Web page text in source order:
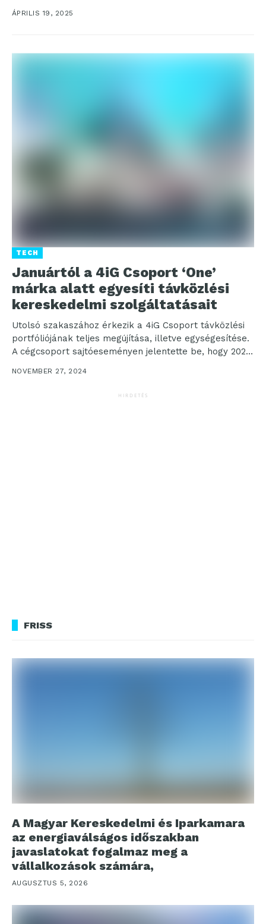
mindenhol” vízióját. Az új termékcsalád részeként a
négyajtós...
ÁPRILIS 19, 2025
TECH
Januártól a 4iG Csoport ‘One’
márka alatt egyesíti távközlési
kereskedelmi szolgáltatásait
Utolsó szakaszához érkezik a 4iG Csoport távközlési
portfóliójának teljes megújítása, illetve egységesítése.
A cégcsoport sajtóeseményen jelentette be, hogy 2025.
NOVEMBER 27, 2024
HIRDETÉS
FRISS
A Magyar Kereskedelmi és Iparkamara
az energiaválságos időszakban
javaslatokat fogalmaz meg a
vállalkozások számára,
AUGUSZTUS 5, 2026